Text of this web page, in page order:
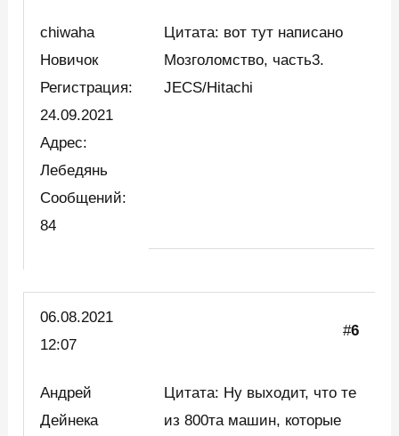
chiwaha
Новичок
Регистрация:
24.09.2021
Адрес:
Лебедянь
Сообщений:
84
Цитата: вот тут написано
Мозголомство, часть3.
JECS/Hitachi
06.08.2021
12:07
#6
Андрей
Дейнека
Цитата: Ну выходит, что те
из 800та машин, которые